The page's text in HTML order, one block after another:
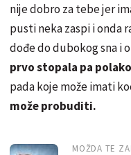
nije dobro za tebe jer
pusti neka zaspi i onda
dođe do dubokog sna i
prvo stopala pa
pada koje može imati
može probuditi.
MOŽDA TE